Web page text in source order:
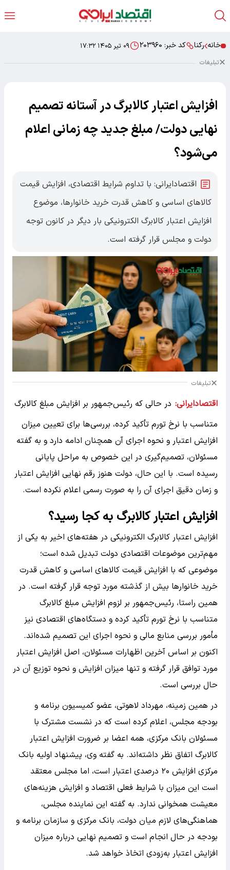
خانه رکنا کد خبر: ۲۰۳۹۶۰ ۰۹ تیر ۱۴۰۵ ۱۷:۳۲
تبلیغات
افزایش اعتبار کالابرگ در آستانه تصمیم
نهایی دولت/ مبلغ جدید چه زمانی اعلام
می‌شود؟
اقتصادایرانی: با تداوم شرایط اقتصادی، افزایش قیمت
کالاهای اساسی و کاهش قدرت خرید خانوارها، موضوع
افزایش اعتبار کالابرگ الکترونیکی بار دیگر در کانون توجه
دولت و مجلس قرار گرفته است.
تبلیغات
اقتصادایرانی: در حالی که رئیس‌جمهور بر افزایش مبلغ کالابرگ
متناسب با نرخ تورم تأکید کرده، بررسی‌ها برای تعیین میزان
افزایش اعتبار و نحوه اجرای آن همچنان ادامه دارد و به گفته
مسئولان، تصمیم‌گیری در این خصوص به مراحل پایانی
رسیده است. با این حال، دولت هنوز رقم نهایی افزایش اعتبار
و زمان دقیق اجرای آن را به صورت رسمی اعلام نکرده است.
افزایش اعتبار کالابرگ به کجا رسید؟
افزایش اعتبار کالابرگ الکترونیکی در هفته‌های اخیر به یکی از
مهم‌ترین موضوعات اقتصادی دولت تبدیل شده است؛
موضوعی که با افزایش قیمت کالاهای اساسی و کاهش قدرت
خرید خانوارها بیش از گذشته مورد توجه قرار گرفته است. در
همین راستا، رئیس‌جمهور بر لزوم افزایش مبلغ کالابرگ
متناسب با نرخ تورم تأکید کرده و دستگاه‌های اقتصادی نیز
مأمور بررسی منابع مالی و نحوه اجرای این تصمیم شده‌اند.
اکنون بر اساس آخرین اظهارات مسئولان، اصل افزایش اعتبار
مورد توافق قرار گرفته و تنها میزان افزایش و نحوه توزیع آن در
حال بررسی است.
در همین زمینه، مهرداد لاهوتی، عضو کمیسیون برنامه و
بودجه مجلس، اعلام کرده است که در نشست مشترک با
مسئولان بانک مرکزی، همه اعضا بر ضرورت افزایش اعتبار
کالابرگ اتفاق نظر داشته‌اند. به گفته وی، پیشنهاد اولیه بانک
مرکزی افزایش ۲۰ درصدی اعتبار است، اما مجلس معتقد
است این میزان با شرایط فعلی اقتصاد و افزایش هزینه‌های
معیشت همخوانی ندارد. به گفته این نماینده مجلس،
هماهنگی‌های لازم میان دولت، بانک مرکزی و سازمان برنامه و
بودجه در حال انجام است و تصمیم نهایی درباره میزان
افزایش اعتبار به‌زودی اتخاذ خواهد شد.